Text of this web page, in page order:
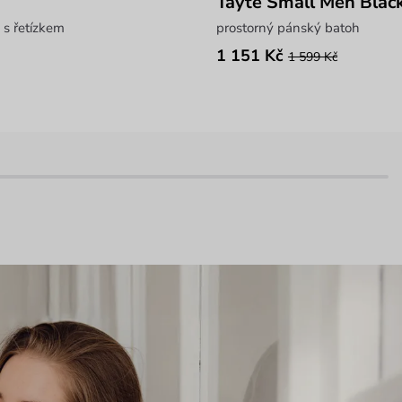
řetízkem prostorný pánský batoh
1 151 Kč 1 599 Kč